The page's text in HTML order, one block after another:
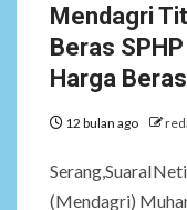
Mendagri
Beras
Harga
12 bulan ago
(Mendagri)